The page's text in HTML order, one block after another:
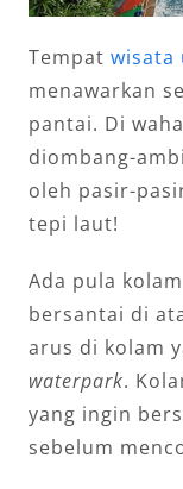
Tempat wisata
menawarkan
pantai. Di
diombang-
oleh pasir-
tepi laut!
Ada pula
bersantai di
arus di kolam
waterpark.
yang ingin
sebelum